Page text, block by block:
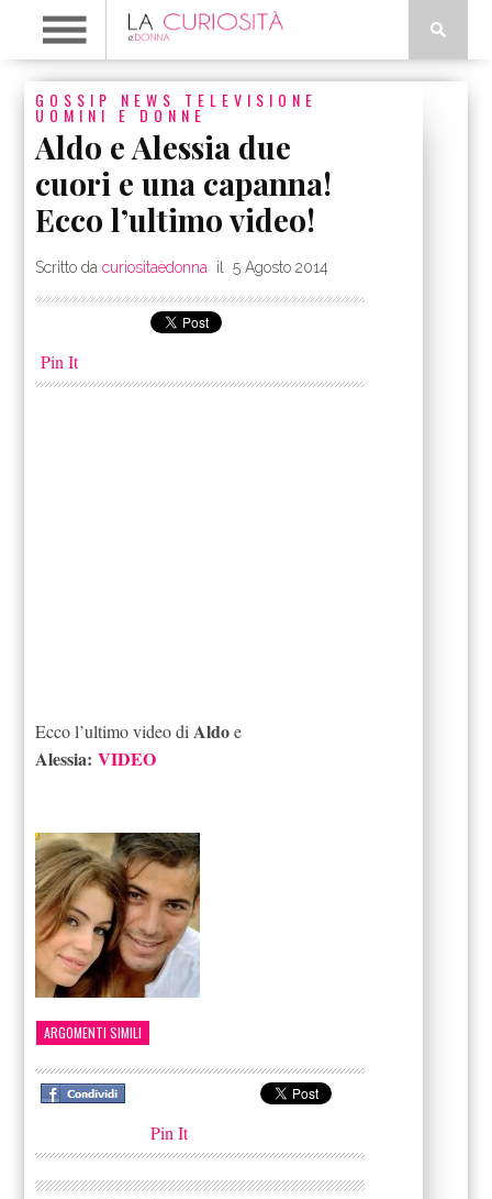
GOSSIP NEWS TELEVISIONE
UOMINI E DONNE
Aldo e Alessia due
cuori e una capanna!
Ecco l’ultimo video!
Scritto dacuriositaèdonna il5 Agosto 2014
Pin It
Ecco l’ultimo video di Aldoe
Alessia:VIDEO
ARGOMENTI SIMILI
Pin It